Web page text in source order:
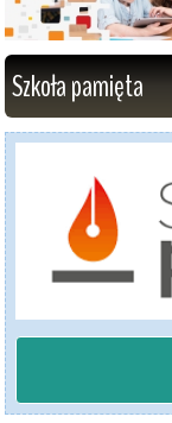
Szkoła pamięta